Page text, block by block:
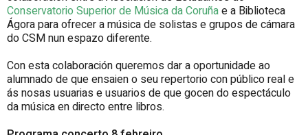
Conservatorio Superior de Música da Coruñae a Biblioteca
Ágora para ofrecer a música de solistas e grupos de cámara
do CSM nun espazo diferente.
Con esta colaboración queremos dar a oportunidade ao
alumnado de que ensaien o seu repertorio con público real e
ás nosas usuarias e usuarios de que gocen do espectáculo
da música en directo entre libros.